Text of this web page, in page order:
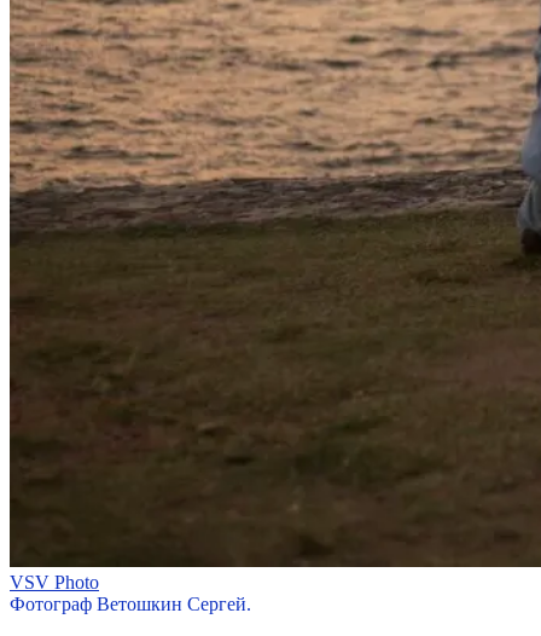
VSV Photo
Фотограф Ветошкин Сергей.